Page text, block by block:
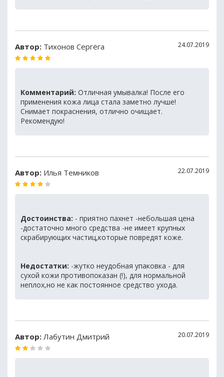
Автор: Тихонов Сергёга 24.07.2019
Комментарий: Отличная умывалка! После его
применения кожа лица стала заметно лучше!
Снимает покраснения, отлично очищает.
Рекомендую!
Автор: Илья Темников 22.07.2019
Достоинства: - приятно пахнет -небольшая цена
-достаточно много средства -не имеет крупных
скрабирующих частиц,которые повредят коже.
Недостатки: -жутко неудобная упаковка - для
сухой кожи противопоказан (!), для нормальной
неплох,но не как постоянное средство ухода.
Автор: Лабутин Дмитрий 20.07.2019